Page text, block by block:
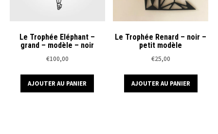
produit
Le Trophée Eléphant –
grand – modèle – noir
€100,00
AJOUTER AU PANIER
Le Trophée Renard – noir –
petit modèle
€25,00
AJOUTER AU PANIER